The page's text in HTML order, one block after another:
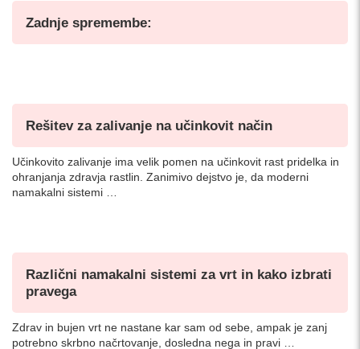
Zadnje spremembe:
Rešitev za zalivanje na učinkovit način
Učinkovito zalivanje ima velik pomen na učinkovit rast pridelka in
ohranjanja zdravja rastlin. Zanimivo dejstvo je, da moderni
namakalni sistemi …
Različni namakalni sistemi za vrt in kako izbrati
pravega
Zdrav in bujen vrt ne nastane kar sam od sebe, ampak je zanj
potrebno skrbno načrtovanje, dosledna nega in pravi …